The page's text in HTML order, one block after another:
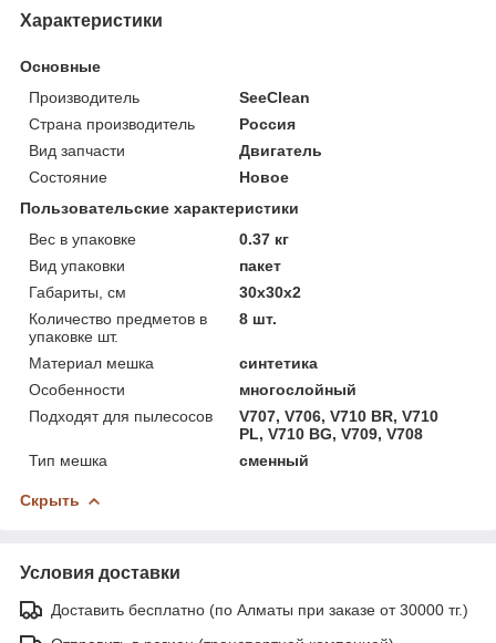
Характеристики
Основные
Производитель
SeeClean
Страна производитель
Россия
Вид запчасти
Двигатель
Состояние
Новое
Пользовательские характеристики
Вес в упаковке
0.37 кг
Вид упаковки
пакет
Габариты, см
30x30x2
Количество предметов в
упаковке шт.
8 шт.
Материал мешка
синтетика
Особенности
многослойный
Подходят для пылесосов
V707, V706, V710 BR, V710
PL, V710 BG, V709, V708
Тип мешка
сменный
Скрыть
Условия доставки
Доставить бесплатно (по Алматы при заказе от 30000 тг.)